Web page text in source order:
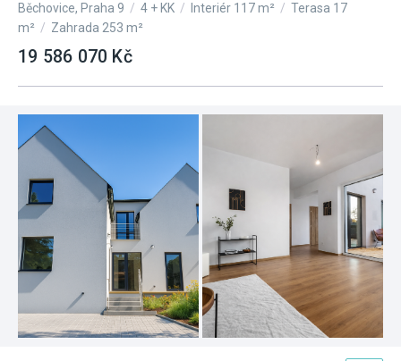
Běchovice, Praha 9 / 4 + KK / Interiér 117 m² / Terasa 17
m² / Zahrada 253 m²
19 586 070 Kč